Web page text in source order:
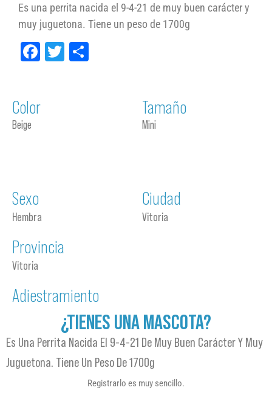
Es una perrita nacida el 9-4-21 de muy buen carácter y
muy juguetona. Tiene un peso de 1700g
Facebook
Twitter
Color
Beige
Tamaño
Mini
Sexo
Hembra
Ciudad
Vitoria
Provincia
Vitoria
Adiestramiento
¿TIENES UNA MASCOTA?
Es Una Perrita Nacida El 9-4-21 De Muy Buen Carácter Y Muy
Juguetona. Tiene Un Peso De 1700g
Registrarlo es muy sencillo.